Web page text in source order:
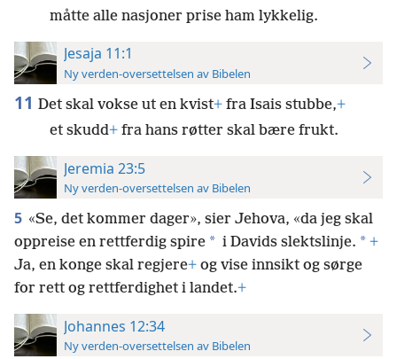
måtte alle nasjoner prise ham lykkelig.
Jesaja 11:1
Ny verden-oversettelsen av Bibelen
11 Det skal vokse ut en kvist+ fra Isais stubbe,+
et skudd+ fra hans røtter skal bære frukt.
Jeremia 23:5
Ny verden-oversettelsen av Bibelen
5 «Se, det kommer dager», sier Jehova, «da jeg skal
oppreise en rettferdig spire * i Davids slektslinje. * +
Ja, en konge skal regjere+ og vise innsikt og sørge
for rett og rettferdighet i landet.+
Johannes 12:34
Ny verden-oversettelsen av Bibelen